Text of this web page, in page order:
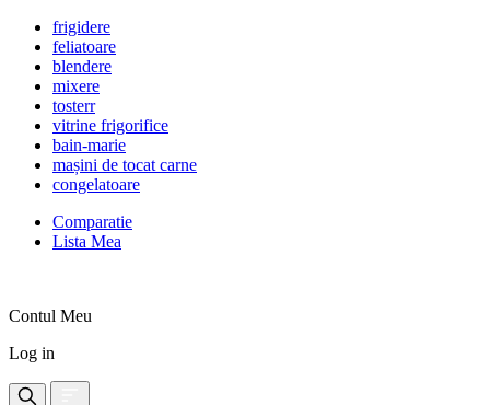
frigidere
feliatoare
blendere
mixere
tosterr
vitrine frigorifice
bain-marie
mașini de tocat carne
congelatoare
Comparatie
Lista Mea
Contul Meu
Log in